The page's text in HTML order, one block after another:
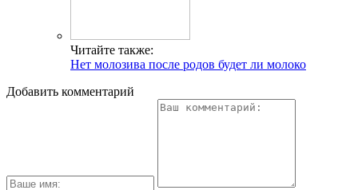
Читайте также:
Нет молозива после родов будет ли молоко
Добавить комментарий